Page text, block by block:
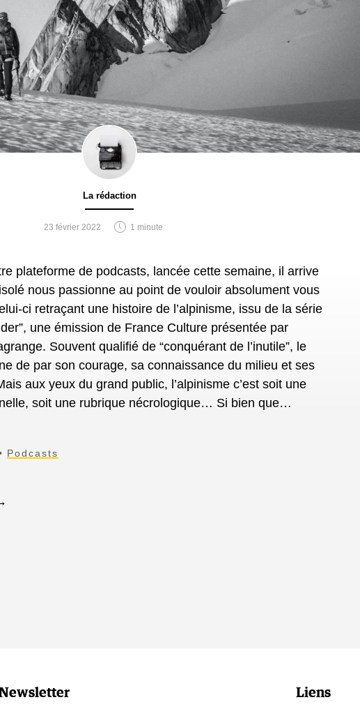
La rédaction
23 février 2022 1 minute
nous passionne au point de vouloir absolument vous
ci retraçant une histoire de l’alpinisme, issu de la série
une émission de France Culture présentée par
Souvent qualifié de “conquérant de l’inutile”, le
de par son courage, sa connaissance du milieu et ses
aux yeux du grand public, l’alpinisme c’est soit une
soit une rubrique nécrologique… Si bien que…
Podcasts
Liens